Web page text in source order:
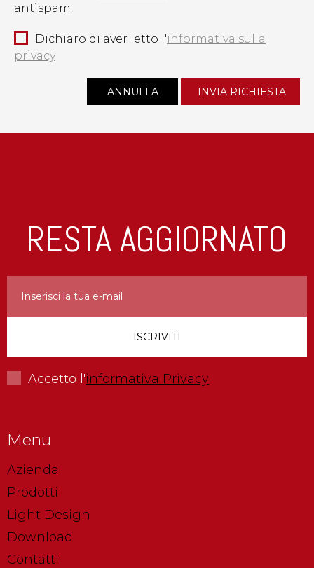
antispam
Dichiaro di aver letto l'informativa sulla
privacy
RESTA AGGIORNATO
Accetto l'informativa Privacy
Menu
Azienda
Prodotti
Light Design
Download
Contatti